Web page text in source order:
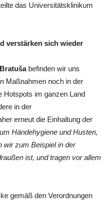
das Universitätsklinikum
verstärken sich wieder
befinden wir uns
Maßnahmen noch in der
Hotspots im ganzen Land
in der
erneut die Einhaltung der
Händehygiene und Husten,
wir zum Beispiel in der
ist, und tragen vor allem
gemäß den Verordnungen